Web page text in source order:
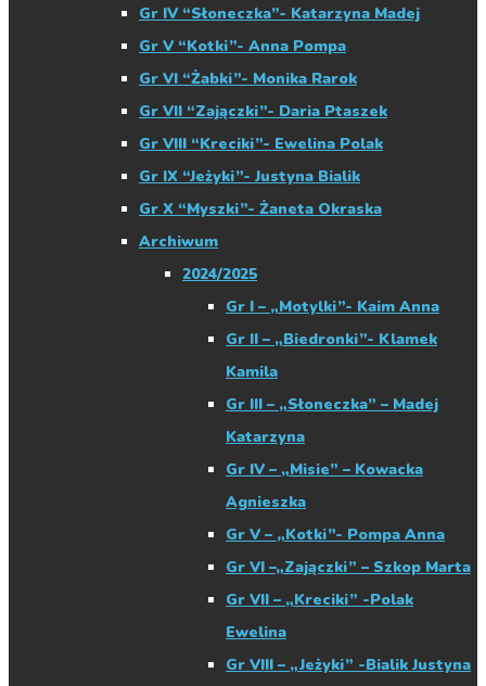
Gr IV “Słoneczka”- Katarzyna Madej
Gr V “Kotki”- Anna Pompa
Gr VI “Żabki”- Monika Rarok
Gr VII “Zajączki”- Daria Ptaszek
Gr VIII “Kreciki”- Ewelina Polak
Gr IX “Jeżyki”- Justyna Bialik
Gr X “Myszki”- Żaneta Okraska
Archiwum
2024/2025
Gr I – „Motylki”- Kaim Anna
Gr II – „Biedronki”- Klamek
Kamila
Gr III – „Słoneczka” – Madej
Katarzyna
Gr IV – „Misie” – Kowacka
Agnieszka
Gr V – „Kotki”- Pompa Anna
Gr VI –„Zajączki” – Szkop Marta
Gr VII – „Kreciki” -Polak
Ewelina
Gr VIII – „Jeżyki” -Bialik Justyna